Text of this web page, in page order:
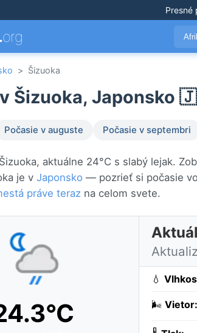
Presné
org
> Šizuoka
Šizuoka, Japonsko
Počasie v auguste Počasie v septembri
aktuálne 24°C s slabý lejak.
je v Japonsko — pozrieť si počasie
práve teraz na celom svete.
💧
🌬️ Vietor: